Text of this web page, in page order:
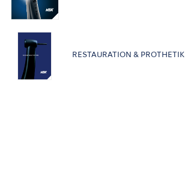
RESTAURATION & PROTHETIK